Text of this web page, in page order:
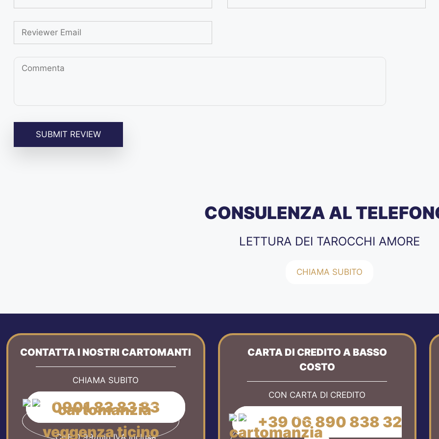
SUBMIT REVIEW
CONSULENZA AL
LETTURA DEI TAROCCHI AMORE
CHIAMA SUBITO
CONTATTA I NOSTRI CARTOMANTI
CHIAMA SUBITO
0901 83 83 83
CHF 0.99/min IVA inclusa
CARTA DI CREDITO A BASSO
COSTO
CON CARTA DI CREDITO
+39 06 890 838 32